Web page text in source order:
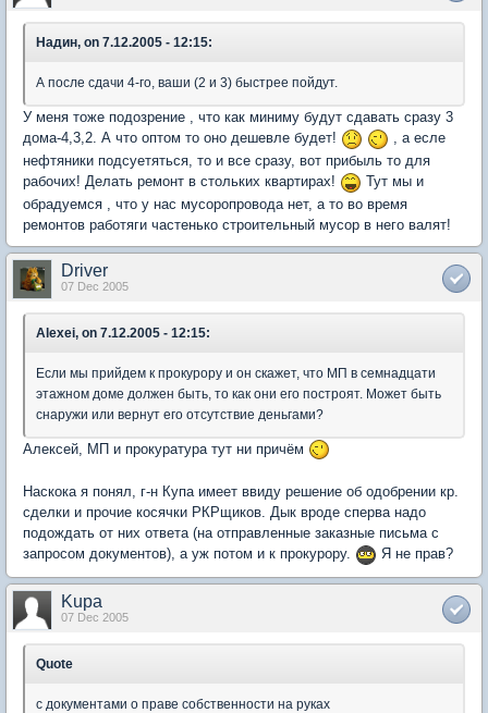
Надин, on 7.12.2005 - 12:15:
А после сдачи 4-го, ваши (2 и 3) быстрее пойдут.
У меня тоже подозрение , что как миниму будут сдавать сразу 3
дома-4,3,2. А что оптом то оно дешевле будет!
, а есле
нефтяники подсуетяться, то и все сразу, вот прибыль то для
рабочих! Делать ремонт в стольких квартирах!
Тут мы и
обрадуемся , что у нас мусоропровода нет, а то во время
ремонтов работяги частенько строительный мусор в него валят!
Driver
07 Dec 2005
Alexei, on 7.12.2005 - 12:15:
Если мы прийдем к прокурору и он скажет, что МП в семнадцати
этажном доме должен быть, то как они его построят. Может быть
снаружи или вернут его отсутствие деньгами?
Алексей, МП и прокуратура тут ни причём
Наскока я понял, г-н Купа имеет ввиду решение об одобрении кр.
сделки и прочие косячки РКРщиков. Дык вроде сперва надо
подождать от них ответа (на отправленные заказные письма с
запросом документов), а уж потом и к прокурору.
Я не прав?
Kupa
07 Dec 2005
Quote
с документами о праве собственности на руках